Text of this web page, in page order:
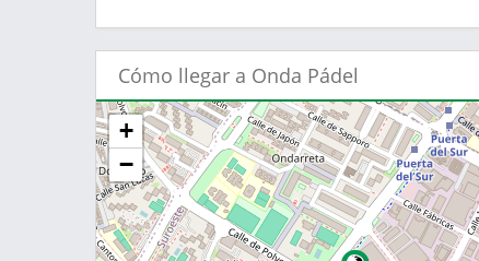
Cómo llegar a Onda Pádel
+
−